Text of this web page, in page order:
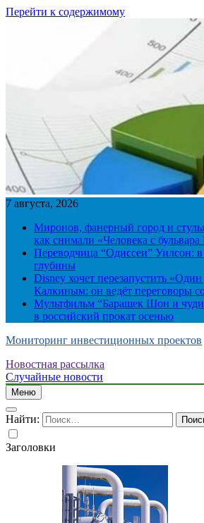
Перейти к содержимому
7 августа, 2026
Миронов, фанерный город и
как снимали «Человека с
Переводчица “Одиссеи” Уилсон:
глубины
Disney хочет перезапустить
Калкиным: он ведёт переговоры
Мультфильм “Барашек Шон и
в российский прокат осенью
Мониторинг инвестиционных проектов
Новостная рассылка
Случайные новости
Меню
Найти:
Заголовки